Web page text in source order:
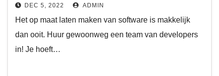
DEC 5, 2022 ADMIN
Het op maat laten maken van software is makkelijk
dan ooit. Huur gewoonweg een team van developers
in! Je hoeft…